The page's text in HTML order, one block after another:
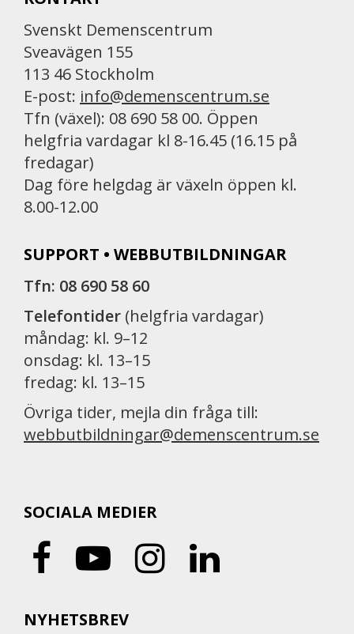
Svenskt Demenscentrum
Sveavägen 155
113 46 Stockholm
E-post: info@demenscentrum.se
Tfn (växel): 08 690 58 00. Öppen
helgfria vardagar kl 8-16.45 (16.15 på
fredagar)
Dag före helgdag är växeln öppen kl.
8.00-12.00
SUPPORT • WEBBUTBILDNINGAR
Tfn: 08 690 58 60
Telefontider (helgfria vardagar)
måndag: kl. 9–12
onsdag: kl. 13–15
fredag: kl. 13–15
Övriga tider, mejla din fråga till:
webbutbildningar@demenscentrum.se
SOCIALA MEDIER
NYHETSBREV